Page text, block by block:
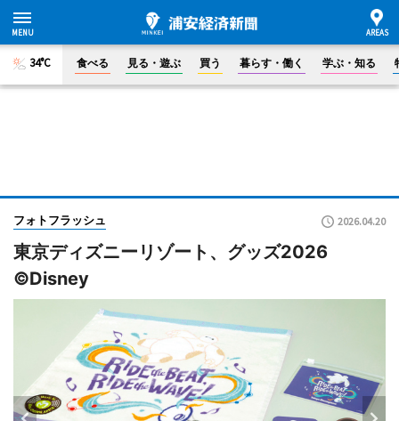
34°C 食べる 見る・遊ぶ 買う 暮らす・働く 学ぶ・知る
フォトフラッシュ 2026.04.20
東京ディズニーリゾート、グッズ2026
©Disney